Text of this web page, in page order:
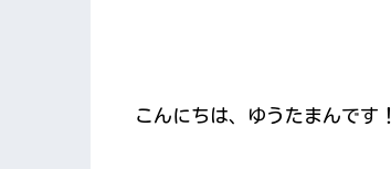
こんにちは、ゆうたまんです！